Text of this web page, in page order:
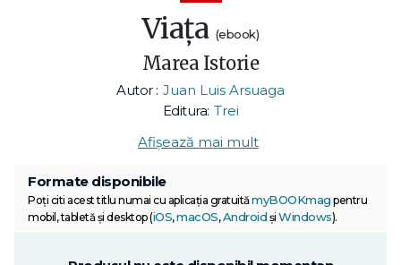
Viața (ebook)
Marea Istorie
Autor : Juan Luis Arsuaga
Editura: Trei
Afișează mai mult
Formate disponibile
Poți citi acest titlu numai cu aplicația gratuitămyBOOKmag pentru
mobil, tabletă și desktop (iOS,macOS,Android și Windows).